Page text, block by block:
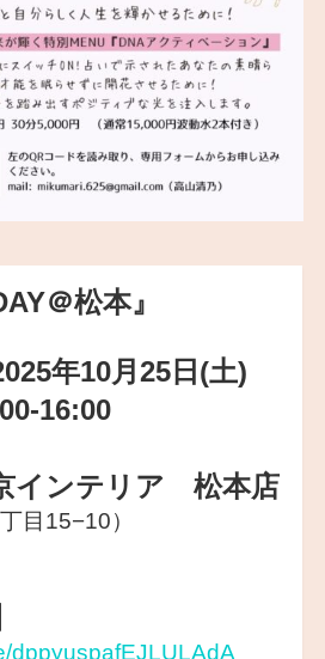
＠松本』
年10月25日(土)
16:00
インテリア 松本店
目15−10）
dppyuspafEJLULAdA